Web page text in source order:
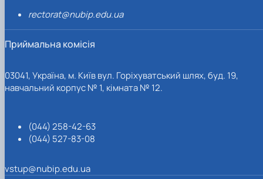
rectorat@nubip.edu.ua
Приймальна комісія
03041, Україна, м. Київ вул. Горіхуватський шлях, буд. 19,
навчальний корпус № 1, кімната № 12.
(044) 258-42-63
(044) 527-83-08
vstup@nubip.edu.ua